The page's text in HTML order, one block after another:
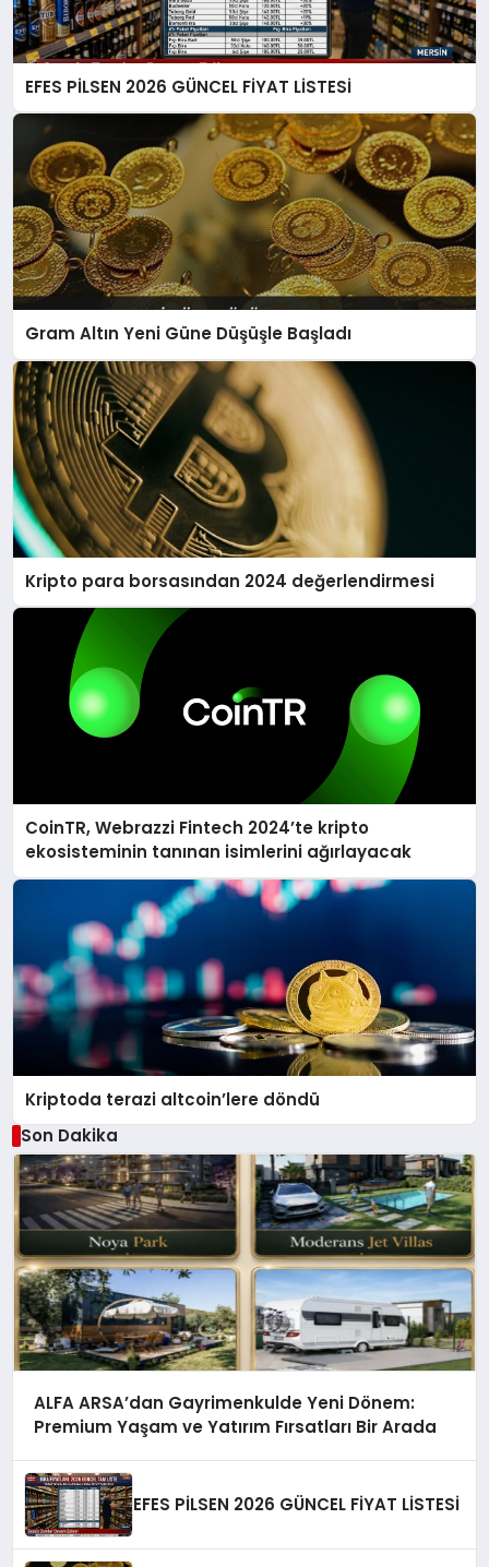
EFES PİLSEN 2026 GÜNCEL FİYAT LİSTESİ
Gram Altın Yeni Güne Düşüşle Başladı
Kripto para borsasından 2024 değerlendirmesi
CoinTR, Webrazzi Fintech 2024’te kripto
ekosisteminin tanınan isimlerini ağırlayacak
Kriptoda terazi altcoin’lere döndü
Son Dakika
ALFA ARSA’dan Gayrimenkulde Yeni Dönem:
Premium Yaşam ve Yatırım Fırsatları Bir Arada
EFES PİLSEN 2026 GÜNCEL FİYAT LİSTESİ